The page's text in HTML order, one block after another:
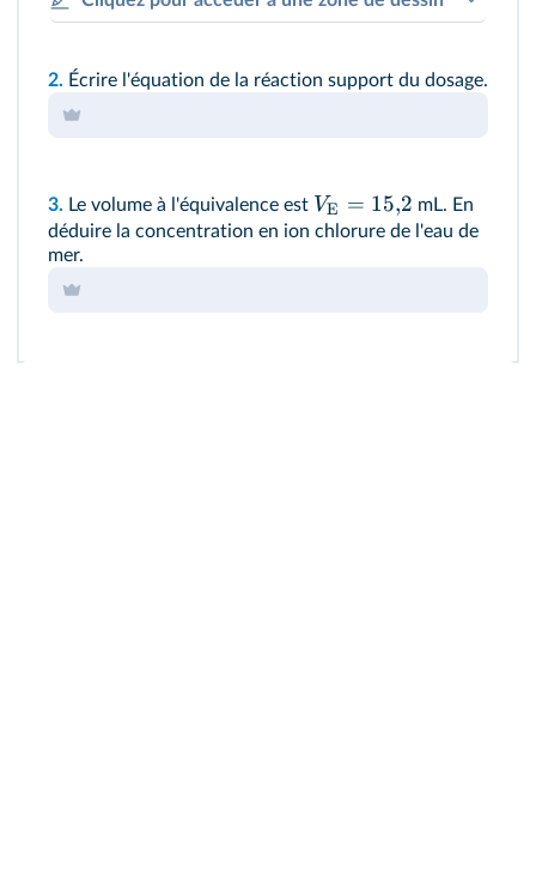
2. Écrire l'équation de la réaction support du dosage.
3. Le volume à l'équivalence est VE = 15,2 mL. En
déduire la concentration en ion chlorure de l'eau de
mer.